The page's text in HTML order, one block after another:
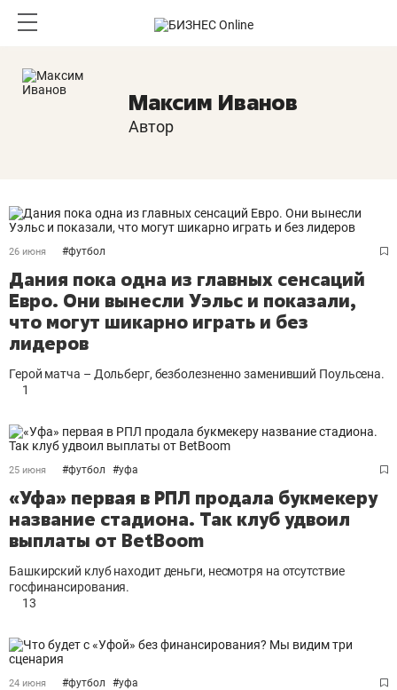
Максим Иванов
Автор
26 июня #футбол
Дания пока одна из главных сенсаций
Евро. Они вынесли Уэльс и показали,
что могут шикарно играть и без
лидеров
Герой матча – Дольберг, безболезненно заменивший Поульсена.
1
25 июня #футбол #уфа
«Уфа» первая в РПЛ продала букмекеру
название стадиона. Так клуб удвоил
выплаты от BetBoom
Башкирский клуб находит деньги, несмотря на отсутствие
госфинансирования.
13
24 июня #футбол #уфа